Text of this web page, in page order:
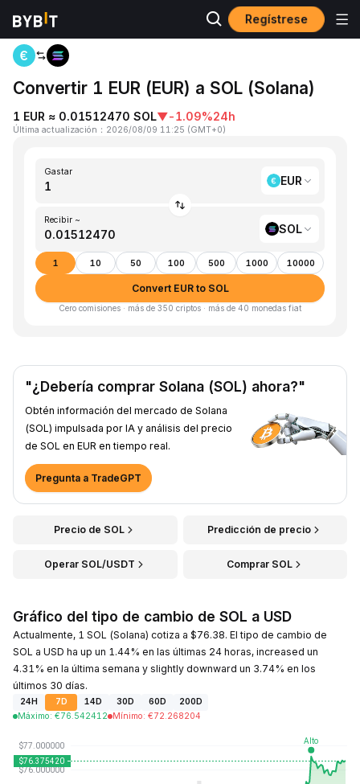
Regístrese
Inicio EUR to SOL
Convertir 1 EUR (EUR) a SOL (Solana)
1 EUR ≈ 0.01512470 SOL▼-1.09%24h
Última actualización ： 2026/08/09 11:25 (GMT+0)
Gastar
EUR
Recibir ~
SOL
1 10 50 100 500 1000 10000
Convert EUR to SOL
Cero comisiones · más de 350 criptos · más de 40 monedas fiat
"¿Debería comprar Solana (SOL) ahora?"
Obtén información del mercado de Solana
(SOL) impulsada por IA y análisis del precio
de SOL en EUR en tiempo real.
Pregunta a TradeGPT
Precio de SOL Predicción de precio
Operar SOL/USDT Comprar SOL
Gráfico del tipo de cambio de SOL a USD
Actualmente, 1 SOL (Solana) cotiza a $76.38. El tipo de cambio de
SOL a USD ha up un 1.44% en las últimas 24 horas, increased un
4.31% en la última semana y slightly downward un 3.74% en los
últimos 30 días.
24H 7D 14D 30D 60D
200D
Máximo: €76.542412 Mínimo: €72.268204